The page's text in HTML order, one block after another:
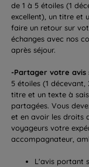
de 1 à 5 étoiles (1
excellent), un titre et
faire un retour sur
échanges avec nos
après séjour.
-Partager votre
5 étoiles (1
titre et un texte à
partagées. Vous
et en avoir les droits
voyageurs votre
accompagnateur,
L'avis portant